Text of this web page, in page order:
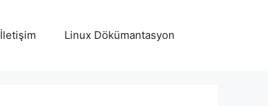
İletişim Linux Dökümantasyon